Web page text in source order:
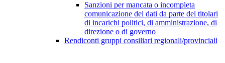
Sanzioni per mancata o incompleta
comunicazione dei dati da parte dei titolari
di incarichi politici, di amministrazione, di
direzione o di governo
Rendiconti gruppi consiliari regionali/provinciali